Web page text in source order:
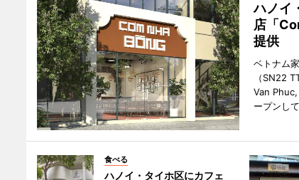
ハノイ
店「
提供
ベトナム
（SN22
Van
ープンし
食べる
ハノイ・タイホ区にカフェ